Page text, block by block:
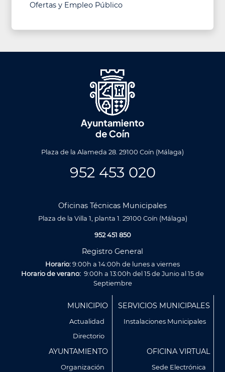
Ofertas y Empleo Público
Plaza de la Alameda 28. 29100 Coín (Málaga)
952 453 020
Oficinas Técnicas Municipales
Plaza de la Villa 1, planta 1. 29100 Coín (Málaga)
952 451 850
Registro General
Horario:9:00h a 14:00h de lunes a viernes
Horario de verano: 9:00h a 13:00h del 15 de Junio al 15 de
Septiembre
MUNICIPIO
Actualidad
Directorio
SERVICIOS MUNICIPALES
Instalaciones Municipales
AYUNTAMIENTO
Organización
OFICINA VIRTUAL
Sede Electrónica